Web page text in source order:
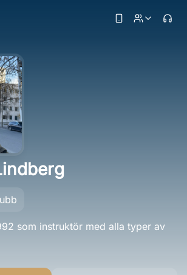
som instruktör med alla typer av